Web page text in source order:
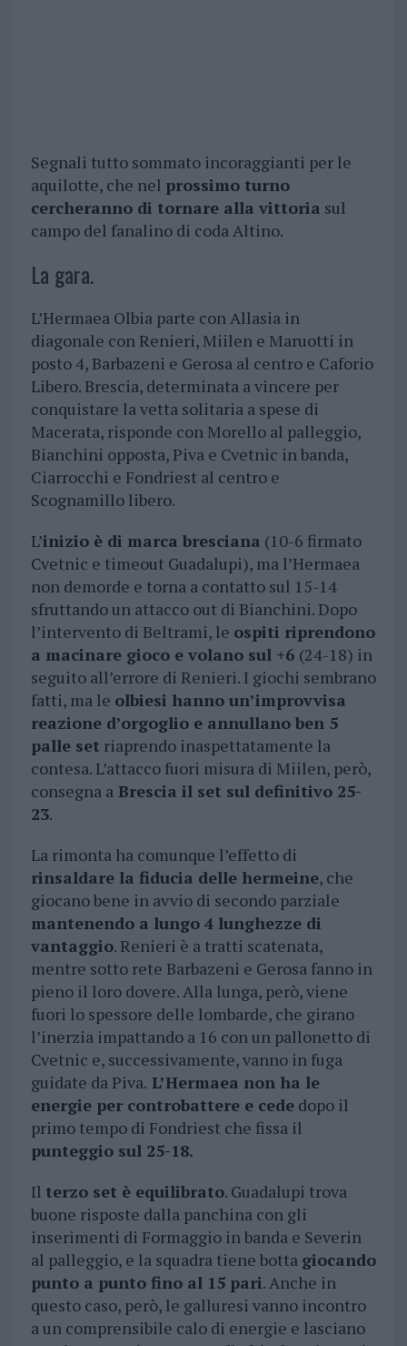
Segnali tutto sommato incoraggianti per le
aquilotte, che nel prossimo turno
cercheranno di tornare alla vittoria sul
campo del fanalino di coda Altino.
La gara.
L’Hermaea Olbia parte con Allasia in
diagonale con Renieri, Miilen e Maruotti in
posto 4, Barbazeni e Gerosa al centro e Caforio
Libero. Brescia, determinata a vincere per
conquistare la vetta solitaria a spese di
Macerata, risponde con Morello al palleggio,
Bianchini opposta, Piva e Cvetnic in banda,
Ciarrocchi e Fondriest al centro e
Scognamillo libero.
L’inizio è di marca bresciana (10-6 firmato
Cvetnic e timeout Guadalupi), ma l’Hermaea
non demorde e torna a contatto sul 15-14
sfruttando un attacco out di Bianchini. Dopo
l’intervento di Beltrami, le ospiti riprendono
a macinare gioco e volano sul +6 (24-18) in
seguito all’errore di Renieri. I giochi sembrano
fatti, ma le olbiesi hanno un’improvvisa
reazione d’orgoglio e annullano ben 5
palle set riaprendo inaspettatamente la
contesa. L’attacco fuori misura di Miilen, però,
consegna aBrescia il set sul definitivo 25-
23.
La rimonta ha comunque l’effetto di
rinsaldare la fiducia delle hermeine, che
giocano bene in avvio di secondo parziale
mantenendo a lungo 4 lunghezze di
vantaggio. Renieri è a tratti scatenata,
mentre sotto rete Barbazeni e Gerosa fanno in
pieno il loro dovere. Alla lunga, però, viene
fuori lo spessore delle lombarde, che girano
l’inerzia impattando a 16 con un pallonetto di
Cvetnic e, successivamente, vanno in fuga
guidate da Piva. L’Hermaea non ha le
energie per controbattere e cededopo il
primo tempo di Fondriest che fissa il
punteggio sul 25-18.
Il terzo set è equilibrato. Guadalupi trova
buone risposte dalla panchina con gli
inserimenti di Formaggio in banda e Severin
al palleggio, e la squadra tiene botta giocando
punto a punto fino al 15 pari. Anche in
questo caso, però, le galluresi vanno incontro
a un comprensibile calo di energie e lasciano